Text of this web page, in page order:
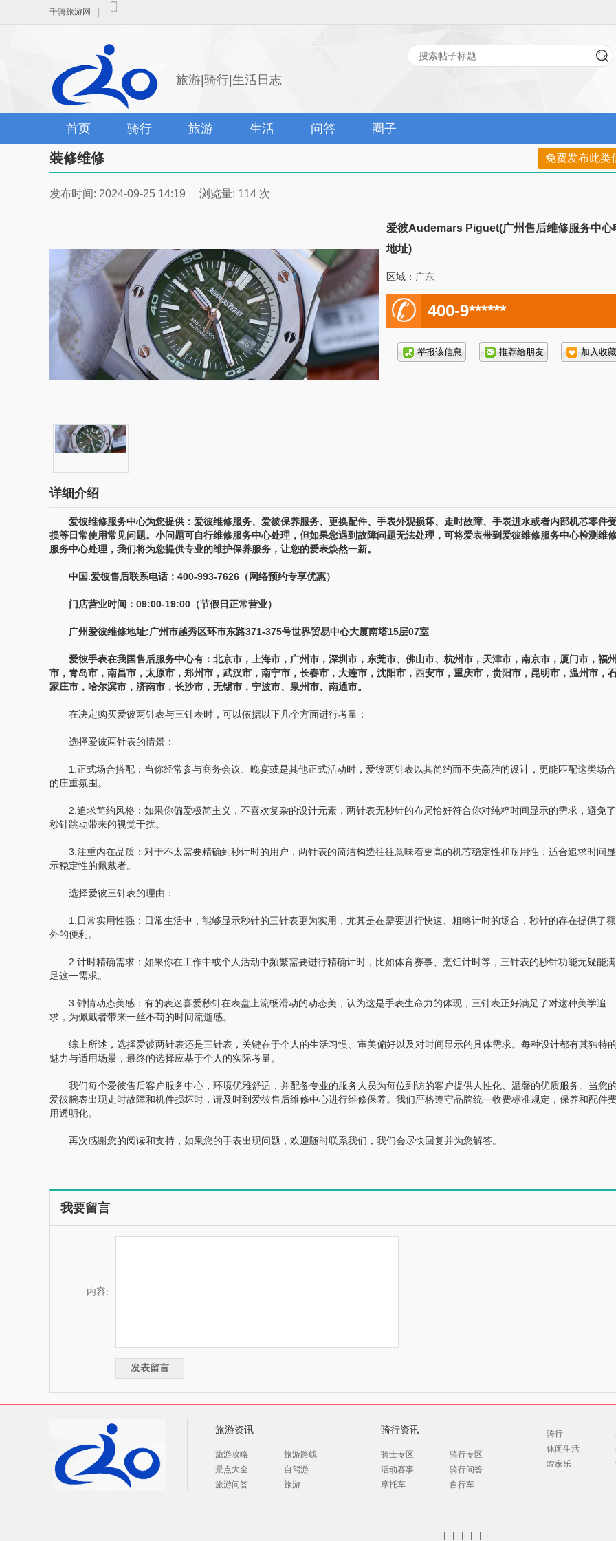
千骑旅游网
旅游|骑行|生活日志
首页 骑行 旅游 生活 问答 圈子
装修维修 免费发布此类
发布时间: 2024-09-25 14:19 浏览量: 114 次
爱彼Audemars Piguet(广州售后维修服务中心
地址)
区域： 广东
电
话号
400-9******
详细介绍
爱彼维修服务中心为您提供：爱彼维修服务、爱彼保养服务、更换配件、手表外观损坏、走时故障、手表进水或者内部机芯零件
损等日常使用常见问题。小问题可自行维修服务中心处理，但如果您遇到故障问题无法处理，可将爱表带到爱彼维修服务中心检测维
服务中心处理，我们将为您提供专业的维护保养服务，让您的爱表焕然一新。
中国.爱彼售后联系电话：400-993-7626（网络预约专享优惠）
门店营业时间：09:00-19:00（节假日正常营业）
广州爱彼维修地址:广州市越秀区环市东路371-375号世界贸易中心大厦南塔15层07室
爱彼手表在我国售后服务中心有：北京市，上海市，广州市，深圳市，东莞市、佛山市、杭州市，天津市，南京市，厦门市，福州
市，青岛市，南昌市，太原市，郑州市，武汉市，南宁市，长春市，大连市，沈阳市，西安市，重庆市，贵阳市，昆明市，温州市，
家庄市，哈尔滨市，济南市，长沙市，无锡市，宁波市、泉州市、南通市。
在决定购买爱彼两针表与三针表时，可以依据以下几个方面进行考量：
选择爱彼两针表的情景：
1.正式场合搭配：当你经常参与商务会议、晚宴或是其他正式活动时，爱彼两针表以其简约而不失高雅的设计，更能匹配这类场合
的庄重氛围。
2.追求简约风格：如果你偏爱极简主义，不喜欢复杂的设计元素，两针表无秒针的布局恰好符合你对纯粹时间显示的需求，避免了
秒针跳动带来的视觉干扰。
3.注重内在品质：对于不太需要精确到秒计时的用户，两针表的简洁构造往往意味着更高的机芯稳定性和耐用性，适合追求时间显
示稳定性的佩戴者。
选择爱彼三针表的理由：
1.日常实用性强：日常生活中，能够显示秒针的三针表更为实用，尤其是在需要进行快速、粗略计时的场合，秒针的存在提供了额
外的便利。
2.计时精确需求：如果你在工作中或个人活动中频繁需要进行精确计时，比如体育赛事、烹饪计时等，三针表的秒针功能无疑能满
足这一需求。
3.钟情动态美感：有的表迷喜爱秒针在表盘上流畅滑动的动态美，认为这是手表生命力的体现，三针表正好满足了对这种美学追
求，为佩戴者带来一丝不苟的时间流逝感。
综上所述，选择爱彼两针表还是三针表，关键在于个人的生活习惯、审美偏好以及对时间显示的具体需求。每种设计都有其独特的
魅力与适用场景，最终的选择应基于个人的实际考量。
我们每个爱彼售后客户服务中心，环境优雅舒适，并配备专业的服务人员为每位到访的客户提供人性化、温馨的优质服务。当您的
爱彼腕表出现走时故障和机件损坏时，请及时到爱彼售后维修中心进行维修保养。我们严格遵守品牌统一收费标准规定，保养和配件
用透明化。
再次感谢您的阅读和支持，如果您的手表出现问题，欢迎随时联系我们，我们会尽快回复并为您解答。
我要留言
内容:
旅游资讯
旅游攻略
旅游路线
景点大全
自驾游
旅游问答
旅游
骑行资讯
骑士专区
骑行专区
活动赛事
骑行问答
摩托车
自行车
骑行
休闲生活
农家乐